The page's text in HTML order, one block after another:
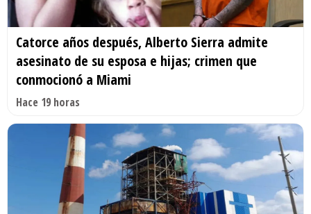
Catorce años después, Alberto Sierra admite
asesinato de su esposa e hijas; crimen que
conmocionó a Miami
Hace 19 horas